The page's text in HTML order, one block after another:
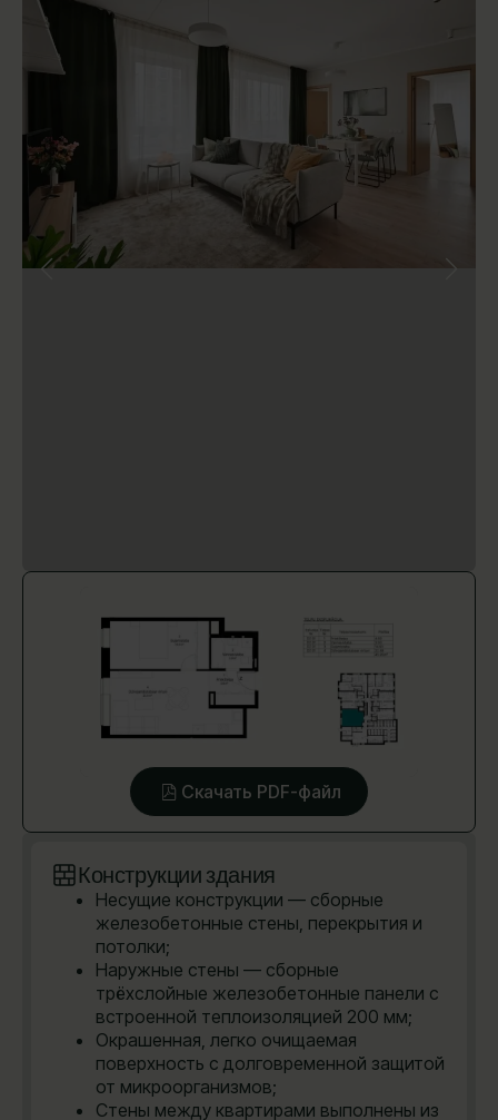
Скачать PDF-файл
Конструкции здания
Несущие конструкции — сборные
железобетонные стены, перекрытия и
потолки;
Наружные стены — сборные
трёхслойные железобетонные панели с
встроенной теплоизоляцией 200 мм;
Окрашенная, легко очищаемая
поверхность с долговременной защитой
от микроорганизмов;
Стены между квартирами выполнены из